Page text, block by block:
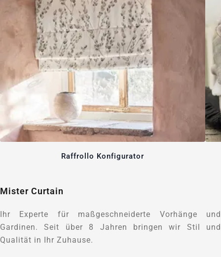
Raffrollo Konfigurator
Mister Curtain
Ihr Experte für maßgeschneiderte Vorhänge und
Gardinen. Seit über 8 Jahren bringen wir Stil und
Qualität in Ihr Zuhause.